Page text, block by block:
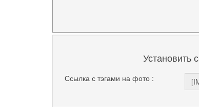
Установить
Ссылка с тэгами на фото :